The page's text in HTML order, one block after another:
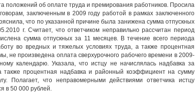
положений об оплате труда и премирования работников. Просила
заключенным в 2009 году работой в рамках заключенного
что по указанной причине была занижена сумма отпускных
г. Считает, что ответчиком неправильно рассчитан период
сумма отпускных за 11 месяцев. В течение всего периода
во вредных и тяжелых условиях труда, а также процентная
не произведена оплата сверхурочного рабочего времени в 2009-
календарю. Указала, что истцу не начислялась надбавка за
процентная надбавка и районный коэффициент на сумму
Полагает, что неправомерными действиями ответчика истцу
в 50 000 рублей.